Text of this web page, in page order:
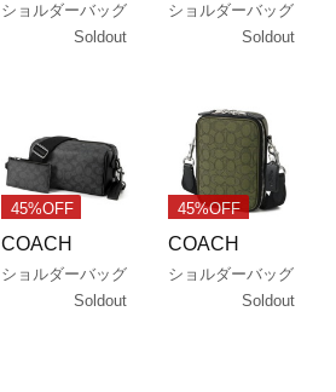
ショルダーバッグ
Soldout
ショルダーバッグ
Soldout
45%OFF
COACH
ショルダーバッグ
Soldout
45%OFF
COACH
ショルダーバッグ
Soldout